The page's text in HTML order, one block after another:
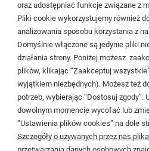
03-017
22 299
Płatności i
oraz udostępniać funkcje związane z
Pliki cookie wykorzystujemy również
analizowania sposobu korzystania z
Domyślnie włączone są jedynie pliki
działania strony. Poniżej możesz
plików, klikając “Zaakceptuj
wyjątkiem niezbędnych). Możesz też
potrzeb, wybierając “Dostosuj zgody”.
dowolnym momencie wycofać lub
“Ustawienia plików cookies” na dole
Szczegóły o używanych przez nas